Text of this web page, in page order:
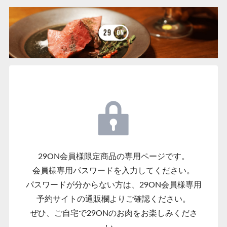
29ON会員様限定商品の専用ページです。
会員様専用パスワードを入力してください。
パスワードが分からない方は、29ON会員様専用
予約サイトの通販欄よりご確認ください。
ぜひ、ご自宅で29ONのお肉をお楽しみくださ